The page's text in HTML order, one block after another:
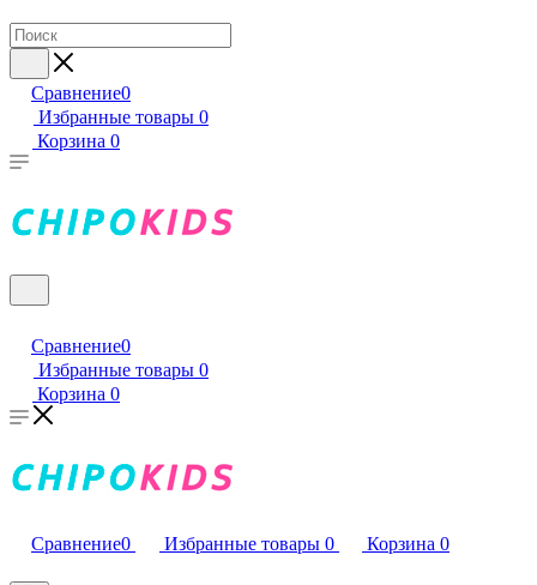
Сравнение0
Избранные товары 0
Корзина 0
Сравнение0
Избранные товары 0
Корзина 0
Сравнение0 Избранные товары 0 Корзина 0